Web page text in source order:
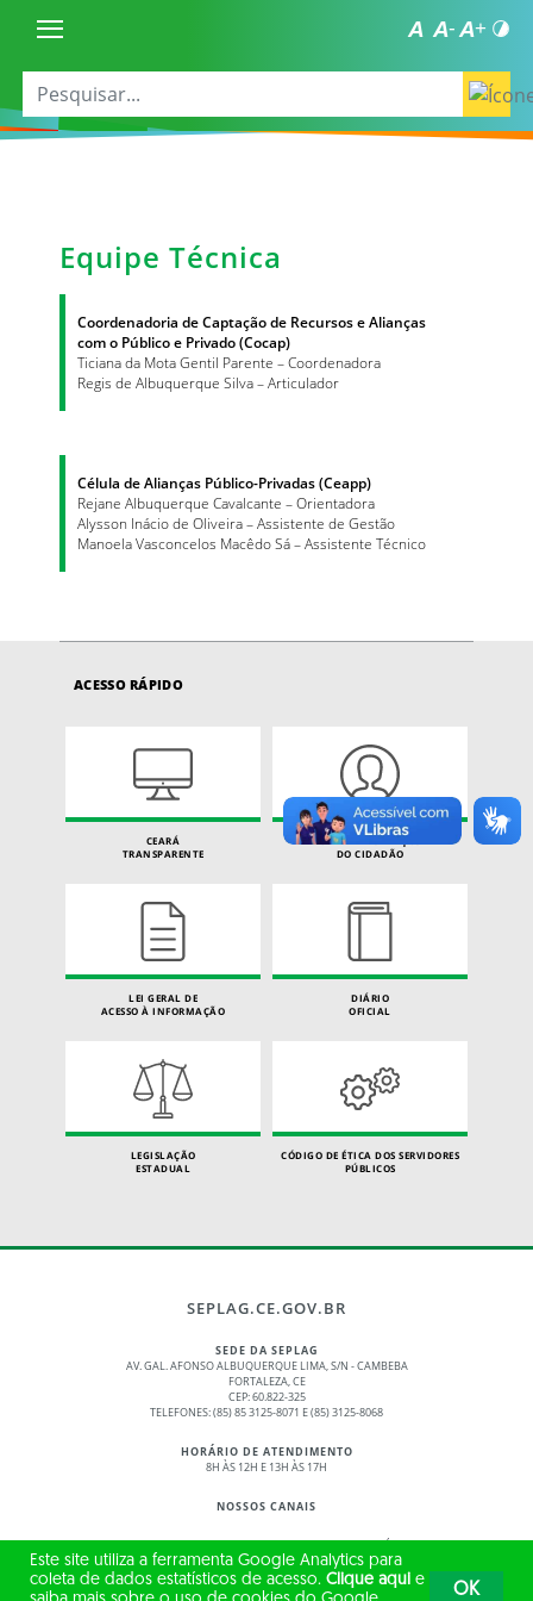
Equipe Técnica
Coordenadoria de Captação de Recursos e Alianças
com o Público e Privado (Cocap)
Ticiana da Mota Gentil Parente – Coordenadora
Regis de Albuquerque Silva – Articulador
Célula de Alianças Público-Privadas (Ceapp)
Rejane Albuquerque Cavalcante – Orientadora
Alysson Inácio de Oliveira – Assistente de Gestão
Manoela Vasconcelos Macêdo Sá – Assistente Técnico
ACESSO RÁPIDO
CEARÁ
TRANSPARENTE
CARTA DE SERVIÇOS
DO CIDADÃO
LEI GERAL DE
ACESSO À INFORMAÇÃO
DIÁRIO
OFICIAL
LEGISLAÇÃO
ESTADUAL
CÓDIGO DE ÉTICA DOS SERVIDORES
PÚBLICOS
SEPLAG.CE.GOV.BR
SEDE DA SEPLAG
AV. GAL. AFONSO ALBUQUERQUE LIMA, S/N - CAMBEBA
FORTALEZA, CE
CEP: 60.822-325
TELEFONES: (85) 85 3125-8071 E (85) 3125-8068
HORÁRIO DE ATENDIMENTO
8H ÀS 12H E 13H ÀS 17H
NOSSOS CANAIS
© 2017 - 2026 – GOVERNO DO ESTADO DO CEARÁ
TODOS OS DIREITOS RESERVADOS
Este site utiliza a ferramenta Google Analytics para
coleta de dados estatísticos de acesso. Clique aqui e
OK